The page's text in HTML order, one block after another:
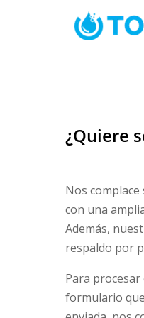
¿Quiere
Nos
con una
Además,
respaldo por
Para
formulario